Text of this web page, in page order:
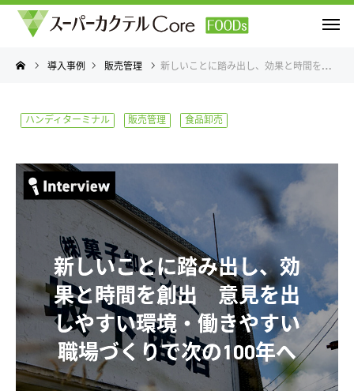
導入事例 販売管理 新しいことに踏み出し、効果と時間を創出 意見を出しやすい環境・働きやすい職場づくりで次の100年へ
ハンディターミナル 販売管理 食品卸売
新しいことに踏み出し、効
果と時間を創出 意見を出
しやすい環境・働きやすい
職場づくりで次の100年へ